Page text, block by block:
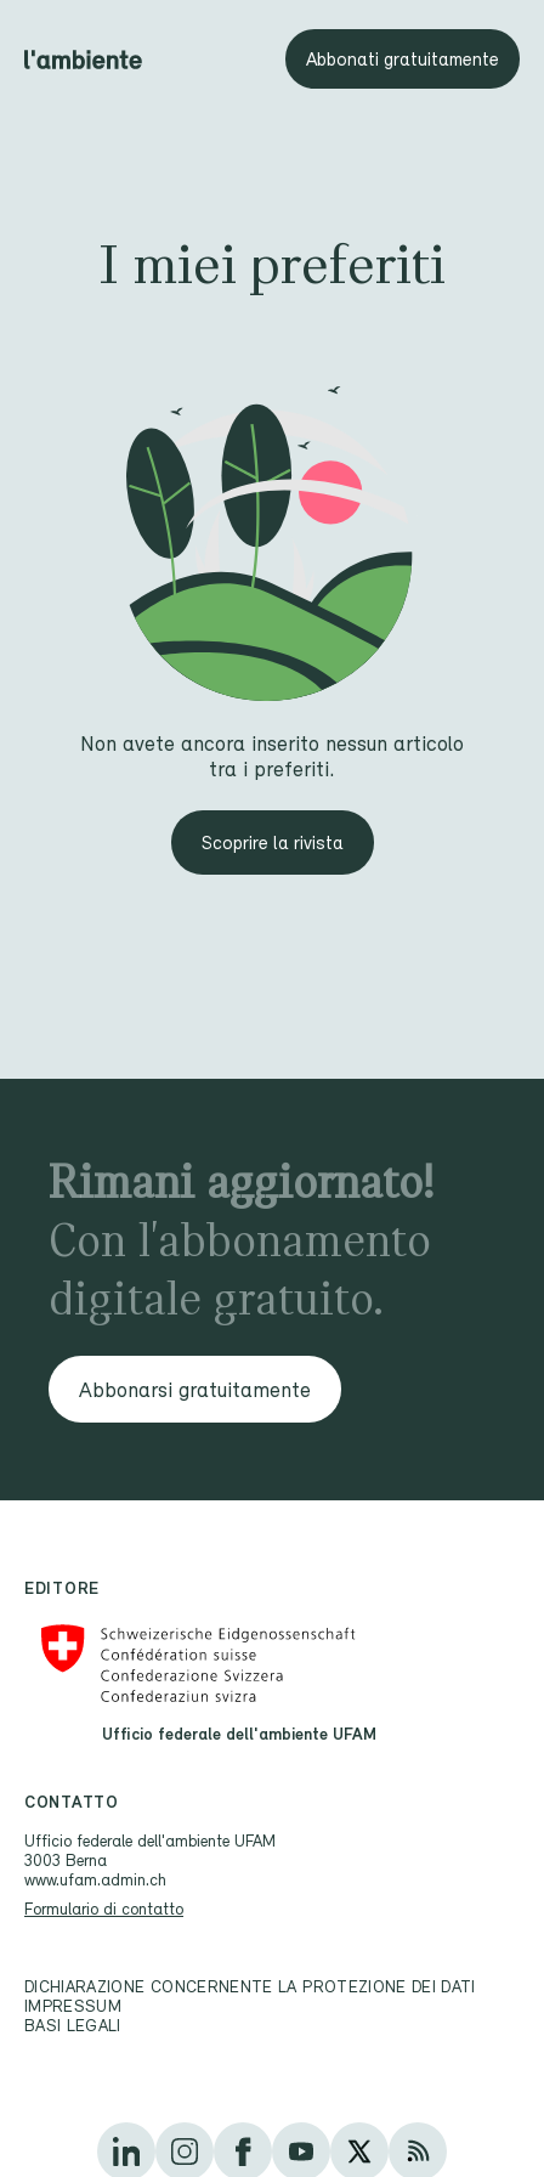
Abbonati gratuitamente
I miei preferiti
Non avete ancora inserito nessun articolo
tra i preferiti.
Scoprire la rivista
Rimani aggiornato!
Con l'abbonamento
digitale gratuito.
Abbonarsi gratuitamente
EDITORE
Ufficio federale dell'ambiente UFAM
CONTATTO
Ufficio federale dell'ambiente UFAM
3003 Berna
www.ufam.admin.ch
Formulario di contatto
DICHIARAZIONE CONCERNENTE LA PROTEZIONE DEI DATI
IMPRESSUM
BASI LEGALI